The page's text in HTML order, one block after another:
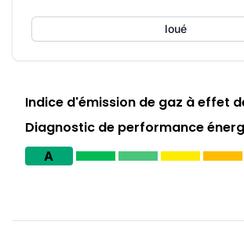
loué
Indice d'émission de gaz à effet
Diagnostic de performance
A